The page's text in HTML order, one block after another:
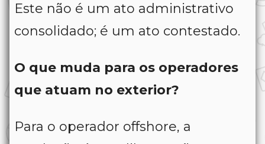
Este não é um ato administrativo
consolidado; é um ato contestado.
O que muda para os operadores
que atuam no exterior?
Para o operador offshore, a